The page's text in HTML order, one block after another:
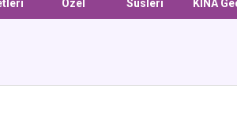
Özel
Süsleri
KINA